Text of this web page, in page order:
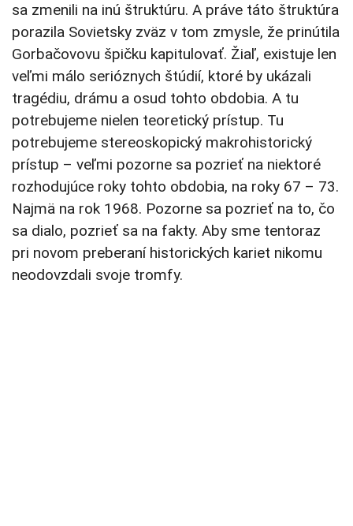
sa zmenili na inú štruktúru. A práve táto štruktúra
porazila Sovietsky zväz v tom zmysle, že prinútila
Gorbačovovu špičku kapitulovať. Žiaľ, existuje len
veľmi málo serióznych štúdií, ktoré by ukázali
tragédiu, drámu a osud tohto obdobia. A tu
potrebujeme nielen teoretický prístup. Tu
potrebujeme stereoskopický makrohistorický
prístup – veľmi pozorne sa pozrieť na niektoré
rozhodujúce roky tohto obdobia, na roky 67 – 73.
Najmä na rok 1968. Pozorne sa pozrieť na to, čo
sa dialo, pozrieť sa na fakty. Aby sme tentoraz
pri novom preberaní historických kariet nikomu
neodovzdali svoje tromfy.